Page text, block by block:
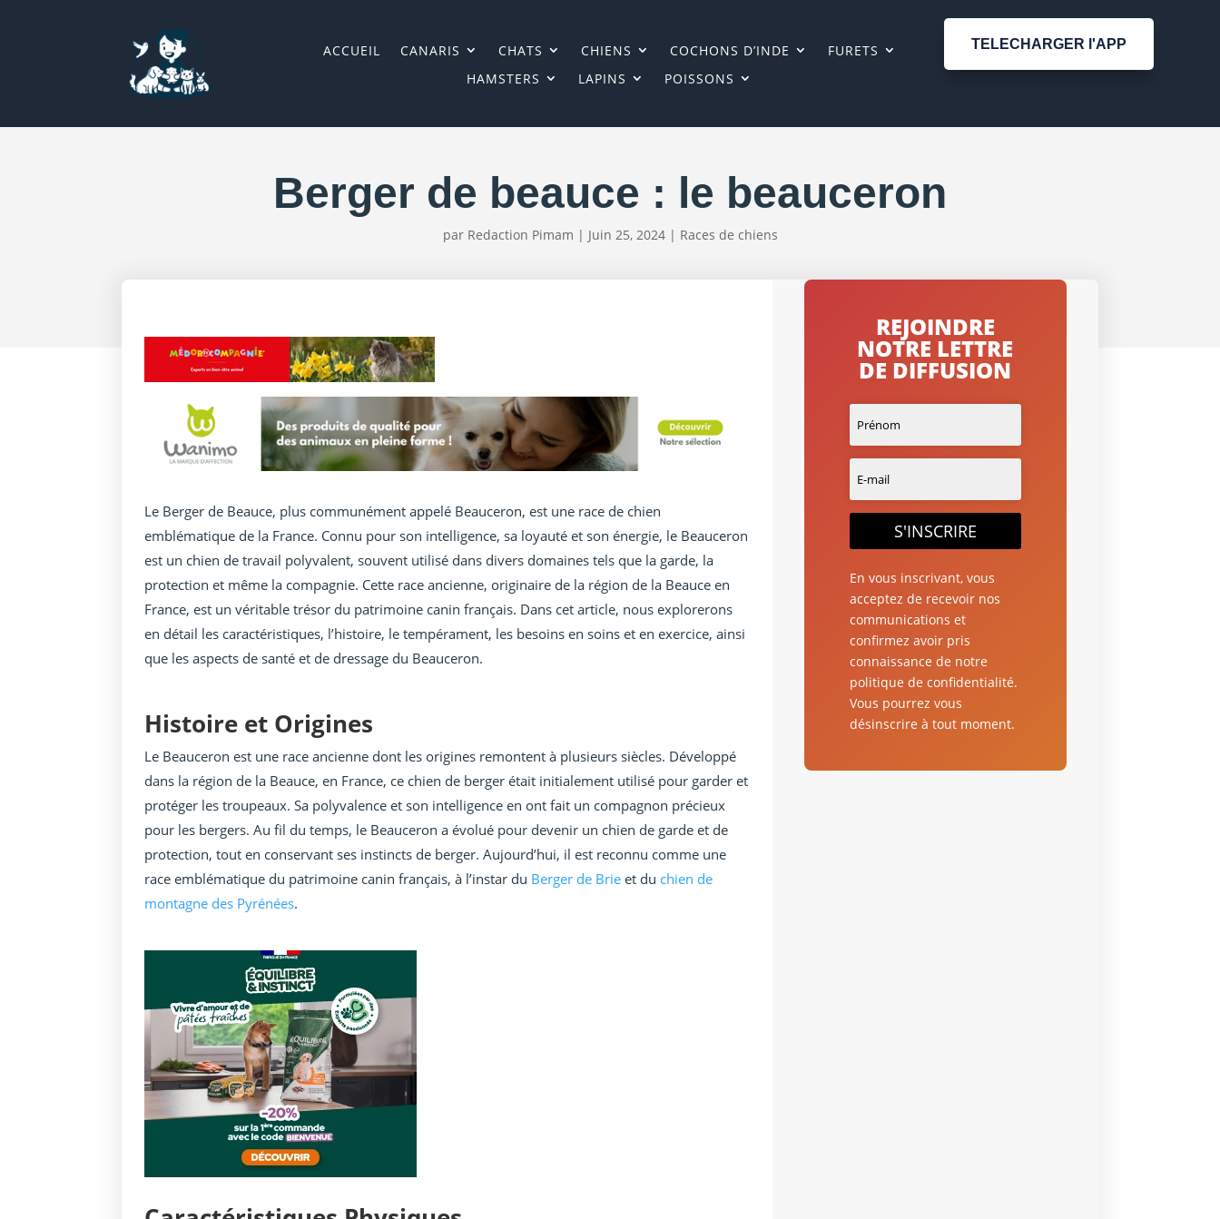
ACCUEIL CANARIS CHATS CHIENS COCHONS D’INDE
FURETS
HAMSTERS
LAPINS POISSONS
TELECHARGER l'APP
Berger de beauce : le beauceron
par Redaction Pimam | Juin 25, 2024| Races de chiens
Le Berger de Beauce, plus communément appelé Beauceron, est une race de chien
emblématique de la France. Connu pour son intelligence, sa loyauté et son énergie, le Beauceron
est un chien de travail polyvalent, souvent utilisé dans divers domaines tels que la garde, la
protection et même la compagnie. Cette race ancienne, originaire de la région de la Beauce en
France, est un véritable trésor du patrimoine canin français. Dans cet article, nous explorerons
en détail les caractéristiques, l’histoire, le tempérament, les besoins en soins et en exercice, ainsi
que les aspects de santé et de dressage du Beauceron.
Histoire et Origines
Le Beauceron est une race ancienne dont les origines remontent à plusieurs siècles. Développé
dans la région de la Beauce, en France, ce chien de berger était initialement utilisé pour garder et
protéger les troupeaux. Sa polyvalence et son intelligence en ont fait un compagnon précieux
pour les bergers. Au fil du temps, le Beauceron a évolué pour devenir un chien de garde et de
protection, tout en conservant ses instincts de berger. Aujourd’hui, il est reconnu comme une
race emblématique du patrimoine canin français, à l’instar du Berger de Brie et du chien de
montagne des Pyrénées.
REJOINDRE
NOTRE LETTRE
DE DIFFUSION
S'INSCRIRE
En vous inscrivant, vous
acceptez de recevoir nos
communications et
confirmez avoir pris
connaissance de notre
politique de confidentialité.
Vous pourrez vous
désinscrire à tout moment.